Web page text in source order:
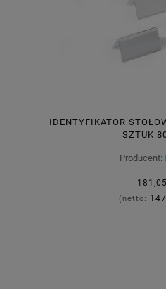
IDENTYFIKATOR
SZTUK
Producent:
(netto: